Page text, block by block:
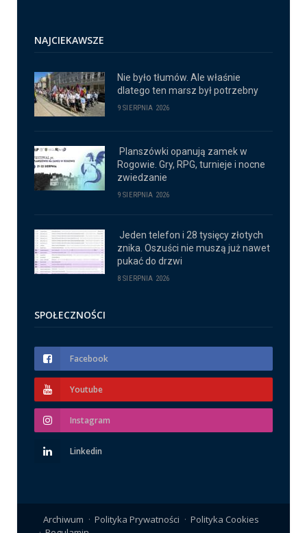
NAJCIEKAWSZE
Nie było tłumów. Ale właśnie
dlatego ten marsz był potrzebny
9 SIERPNIA 2026
Planszówki opanują zamek w
Rogowie. Gry, RPG, turnieje i nocne
zwiedzanie
9 SIERPNIA 2026
Jeden telefon i 28 tysięcy złotych
znika. Oszuści nie muszą już nawet
pukać do drzwi
8 SIERPNIA 2026
SPOŁECZNOŚCI
Facebook
Youtube
Instagram
Linkedin
Archiwum Polityka Prywatności
Polityka Cookies